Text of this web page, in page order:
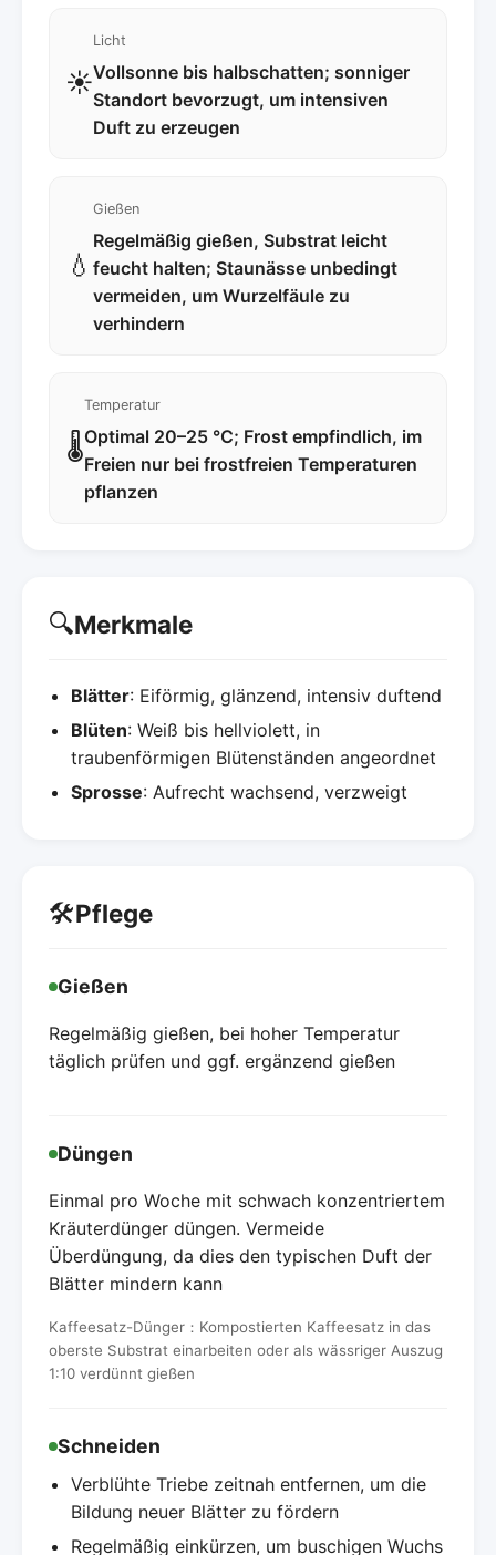
☀️
Licht
Vollsonne bis halbschatten; sonniger
Standort bevorzugt, um intensiven
Duft zu erzeugen
💧
Gießen
Regelmäßig gießen, Substrat leicht
feucht halten; Staunässe unbedingt
vermeiden, um Wurzelfäule zu
verhindern
🌡️
Temperatur
Optimal 20–25 °C; Frost empfindlich, im
Freien nur bei frostfreien Temperaturen
pflanzen
🔍Merkmale
Blätter: Eiförmig, glänzend, intensiv duftend
Blüten: Weiß bis hellviolett, in
traubenförmigen Blütenständen angeordnet
Sprosse: Aufrecht wachsend, verzweigt
🛠️Pflege
Gießen
Regelmäßig gießen, bei hoher Temperatur
täglich prüfen und ggf. ergänzend gießen
Düngen
Einmal pro Woche mit schwach konzentriertem
Kräuterdünger düngen. Vermeide
Überdüngung, da dies den typischen Duft der
Blätter mindern kann
Kaffeesatz-Dünger：Kompostierten Kaffeesatz in das
oberste Substrat einarbeiten oder als wässriger Auszug
1:10 verdünnt gießen
Schneiden
Verblühte Triebe zeitnah entfernen, um die
Bildung neuer Blätter zu fördern
Regelmäßig einkürzen, um buschigen Wuchs